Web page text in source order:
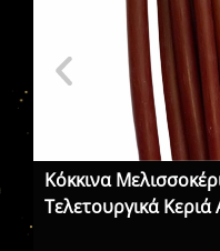
Κόκκινα
Τελετουργικά